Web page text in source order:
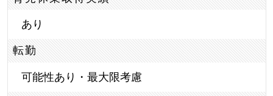
あり
転勤
可能性あり・最大限考慮